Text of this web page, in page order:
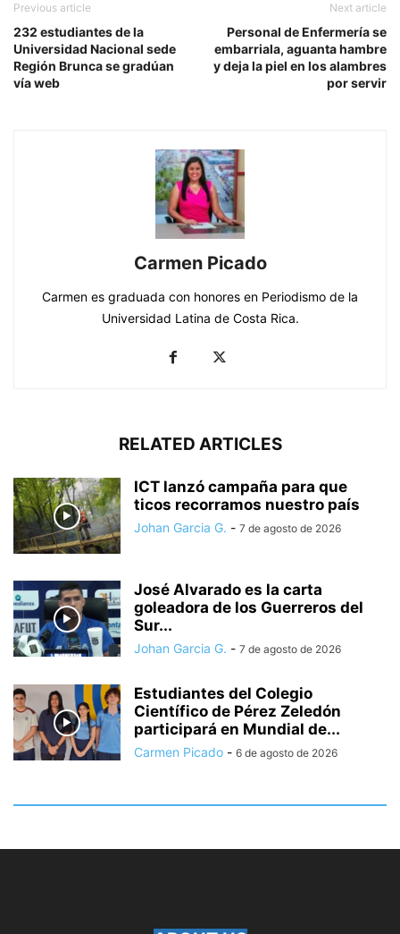
Previous article
232 estudiantes de la
Universidad Nacional sede
Región Brunca se gradúan
vía web
Next article
Personal de Enfermería se
embarriala, aguanta hambre
y deja la piel en los alambres
por servir
Carmen Picado
Carmen es graduada con honores en Periodismo de la
Universidad Latina de Costa Rica.
RELATED ARTICLES
ICT lanzó campaña para que
ticos recorramos nuestro país
Johan Garcia G. - 7 de agosto de 2026
José Alvarado es la carta
goleadora de los Guerreros del
Sur...
Johan Garcia G. - 7 de agosto de 2026
Estudiantes del Colegio
Científico de Pérez Zeledón
participará en Mundial de...
Carmen Picado - 6 de agosto de 2026